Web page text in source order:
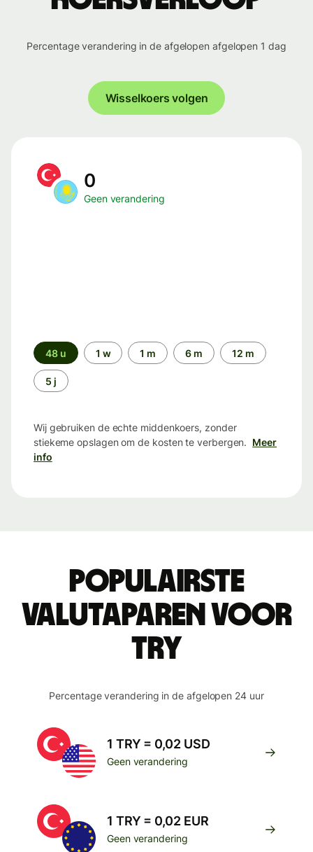
Percentage verandering in de afgelopen afgelopen 1 dag
Wisselkoers volgen
0
Geen verandering
Periode
48 u 1 w 1 m 6 m 12 m
5 j
Wij gebruiken de echte middenkoers, zonder
stiekeme opslagen om de kosten te verbergen. Meer
info
Populairste
valutaparen voor
TRY
Percentage verandering in de afgelopen 24 uur
1 TRY = 0,02 USD
Geen verandering
1 TRY = 0,02 EUR
Geen verandering